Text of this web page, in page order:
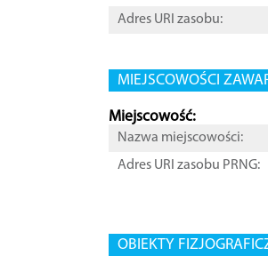
Adres URI zasobu:
MIEJSCOWOŚCI
Miejscowość:
Nazwa miejscowości:
Adres URI zasobu PRNG:
OBIEKTY